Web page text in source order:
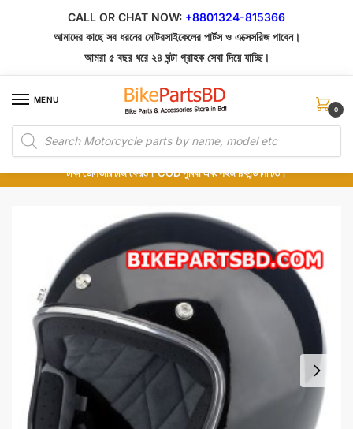
CALL OR CHAT NOW: +8801324-815366
আমাদের কাছে সব ধরনের মোটরসাইকেলের পার্টস ও এক্সেসরিজ পাবেন।
আমরা ৫ বছর ধরে ২৪ ঘন্টা গ্রাহক সেবা দিয়ে যাচ্ছি।
MENU
Products
search
0
১০০% অরিজিনাল পার্টস – শোরুম থেকে সরাসরি সংগ্রহ এবং শুধুমাত্র কুরিয়ার সার্ভিসে ডেলিভারি।
অর্ডার করার পর পার্টের ছবি দেখুন। পছন্দ হলে Cash on Delivery দিন, না হলে ৫ মিনিটে ১৯৯
টাকা ডেলিভারি চার্জ ফেরত। COD সুবিধা এবং সহজ রিফান্ড নিশ্চিত।